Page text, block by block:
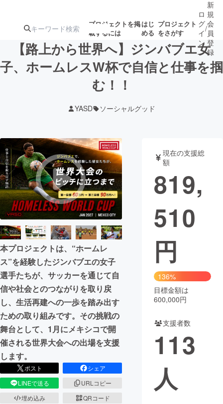
プロジェクトを掲
載するには
はじ
める
プロジェクト
をさがす
注目の新着プロ
募集終了が近いプ
テクノロジー・ガジェット
映像・映画 書籍・雑誌
ビジネス・起業 チャレンジ
まちづくり・地域活性化
CAMPFIRE for Social Good
CAMPFIRE Creation
CAMPFIREふるさと納税
コミュニティ
ロ
グ
イ
ン
/
新
規
会
員
登
録
【路上から世界へ】ジンバブエ女
子、ホームレスW杯で自信と仕事を掴
む！！
YASD ソーシャルグッド
本プロジェクトは、“ホームレ
ス”を経験したジンバブエの女子
選手たちが、サッカーを通じて自
信や社会とのつながりを取り戻
し、生活再建への一歩を踏み出す
ための取り組みです。その挑戦の
舞台として、1月にメキシコで開
催される世界大会への出場を支援
します。
ポスト
シェア
LINEで送る
URLコピー
埋め込み
QRコード
現在の支援総
額
819,
510
円
136%
目標金額は
600,000円
支援者数
113
人